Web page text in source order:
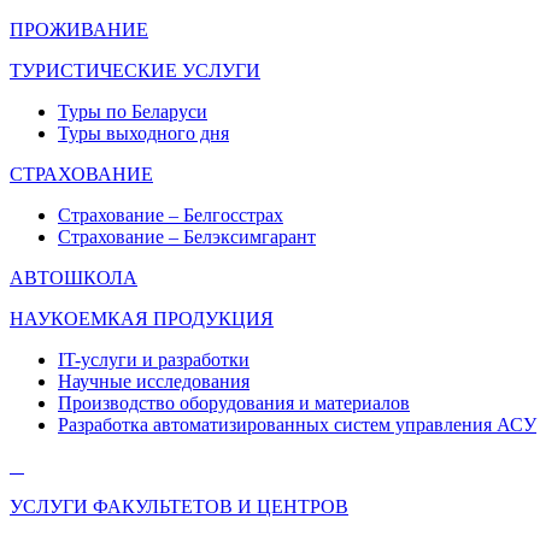
ПРОЖИВАНИЕ
ТУРИСТИЧЕСКИЕ УСЛУГИ
Туры по Беларуси
Туры выходного дня
СТРАХОВАНИЕ
Страхование – Белгосстрах
Страхование – Белэксимгарант
АВТОШКОЛА
НАУКОЕМКАЯ ПРОДУКЦИЯ
IT-услуги и разработки
Научные исследования
Производство оборудования и материалов
Разработка автоматизированных систем управления АСУ
УСЛУГИ ФАКУЛЬТЕТОВ И ЦЕНТРОВ